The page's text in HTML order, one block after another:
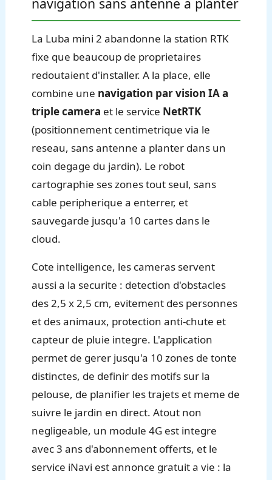
navigation sans antenne a planter
La Luba mini 2 abandonne la station RTK
fixe que beaucoup de proprietaires
redoutaient d'installer. A la place, elle
combine une navigation par vision IA a
triple camera et le service NetRTK
(positionnement centimetrique via le
reseau, sans antenne a planter dans un
coin degage du jardin). Le robot
cartographie ses zones tout seul, sans
cable peripherique a enterrer, et
sauvegarde jusqu'a 10 cartes dans le
cloud.
Cote intelligence, les cameras servent
aussi a la securite : detection d'obstacles
des 2,5 x 2,5 cm, evitement des personnes
et des animaux, protection anti-chute et
capteur de pluie integre. L'application
permet de gerer jusqu'a 10 zones de tonte
distinctes, de definir des motifs sur la
pelouse, de planifier les trajets et meme de
suivre le jardin en direct. Atout non
negligeable, un module 4G est integre
avec 3 ans d'abonnement offerts, et le
service iNavi est annonce gratuit a vie : la